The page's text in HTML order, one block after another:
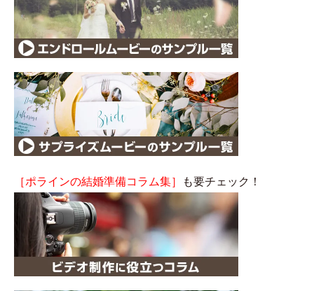
［ポラインの結婚準備コラム集］ も要チェック！